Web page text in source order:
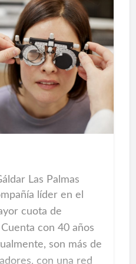
con gran
deportivo de alto
por Alejandro
del C.D. Leganés
en la
tipo de lesiones
en
Diamagnético
en la
ocasionadas por
Las Palmas
líder en el
cuota de
con 40 años
son más de
con una red